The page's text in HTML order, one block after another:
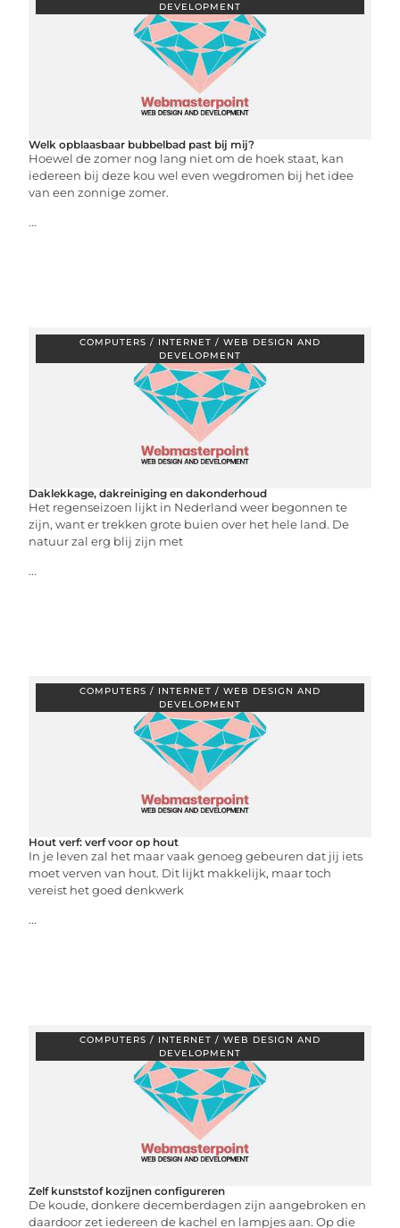
DEVELOPMENT
Welk opblaasbaar bubbelbad past bij mij?
Hoewel de zomer nog lang niet om de hoek staat, kan
iedereen bij deze kou wel even wegdromen bij het idee
van een zonnige zomer.
...
COMPUTERS / INTERNET / WEB DESIGN AND
DEVELOPMENT
Daklekkage, dakreiniging en dakonderhoud
Het regenseizoen lijkt in Nederland weer begonnen te
zijn, want er trekken grote buien over het hele land. De
natuur zal erg blij zijn met
...
COMPUTERS / INTERNET / WEB DESIGN AND
DEVELOPMENT
Hout verf: verf voor op hout
In je leven zal het maar vaak genoeg gebeuren dat jij iets
moet verven van hout. Dit lijkt makkelijk, maar toch
vereist het goed denkwerk
...
COMPUTERS / INTERNET / WEB DESIGN AND
DEVELOPMENT
Zelf kunststof kozijnen configureren
De koude, donkere decemberdagen zijn aangebroken en
daardoor zet iedereen de kachel en lampjes aan. Op die